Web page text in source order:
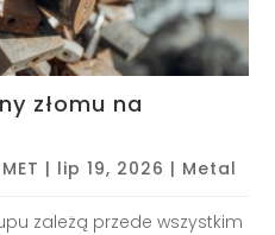
złomu na
| lip 19, 2026 | Metal
zależą przede wszystkim